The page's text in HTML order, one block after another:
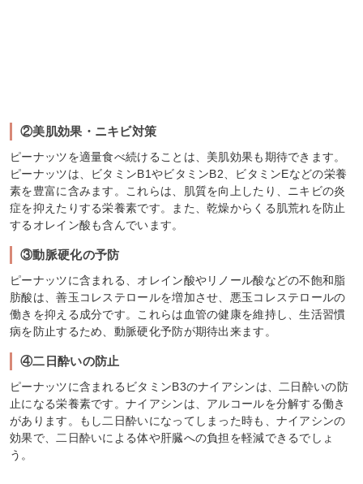
②美肌効果・ニキビ対策
ピーナッツを適量食べ続けることは、美肌効果も期待できます。
ピーナッツは、ビタミンB1やビタミンB2、ビタミンEなどの栄養
素を豊富に含みます。これらは、肌質を向上したり、ニキビの炎
症を抑えたりする栄養素です。また、乾燥からくる肌荒れを防止
するオレイン酸も含んでいます。
③動脈硬化の予防
ピーナッツに含まれる、オレイン酸やリノール酸などの不飽和脂
肪酸は、善玉コレステロールを増加させ、悪玉コレステロールの
働きを抑える成分です。これらは血管の健康を維持し、生活習慣
病を防止するため、動脈硬化予防が期待出来ます。
④二日酔いの防止
ピーナッツに含まれるビタミンB3のナイアシンは、二日酔いの防
止になる栄養素です。ナイアシンは、アルコールを分解する働き
があります。もし二日酔いになってしまった時も、ナイアシンの
効果で、二日酔いによる体や肝臓への負担を軽減できるでしょ
う。